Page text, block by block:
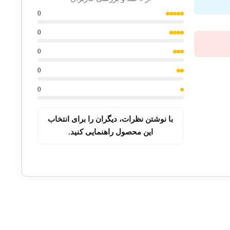
0
0
0
0
0
با نوشتن نظرات، دیگران را برای انتخاب
این محصول راهنمایی کنید.